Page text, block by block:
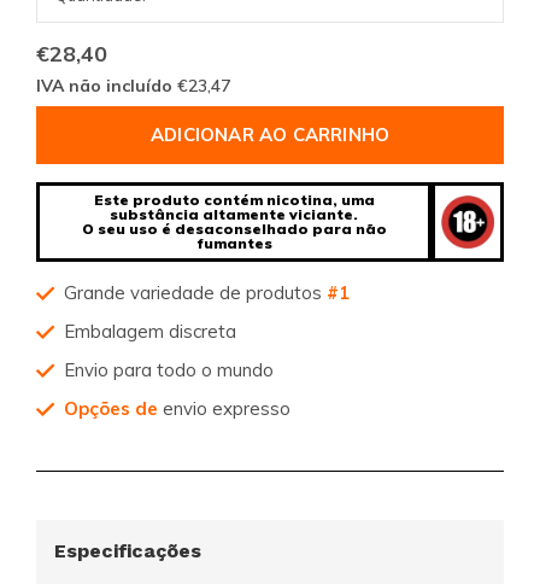
€28,40
IVA não incluído €23,47
ADICIONAR AO CARRINHO
Este produto contém nicotina, uma
substância altamente viciante.
O seu uso é desaconselhado para não
fumantes
Grande variedade de produtos #1
Embalagem discreta
Envio para todo o mundo
Opções de envio expresso
Especificações